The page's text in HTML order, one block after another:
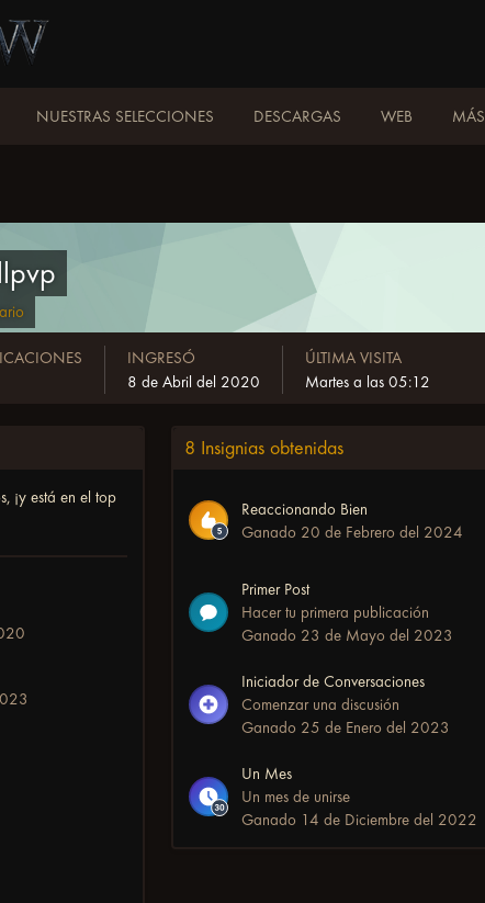
NUESTRAS SELECCIONES DESCARGAS WEB MÁS
INGRESÓ
8 de Abril del 2020
ÚLTIMA VISITA
Martes a las 05:12
¡y está en eltop
8 Insignias obtenidas
Reaccionando Bien
Ganado 20 de Febrero del 2024
Primer Post
Hacer tu primera publicación
Ganado 23 de Mayo del 2023
Iniciador de Conversaciones
Comenzar una discusión
Ganado 25 de Enero del 2023
Un Mes
Un mes de unirse
Ganado 14 de Diciembre del 2022